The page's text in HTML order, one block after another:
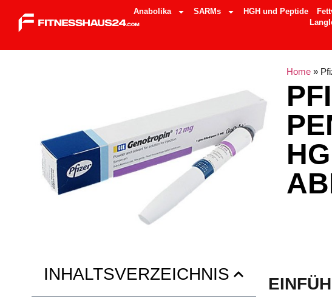
Anabolika SARMs HGH und Peptide
Home»
INHALTSVERZEICHNIS